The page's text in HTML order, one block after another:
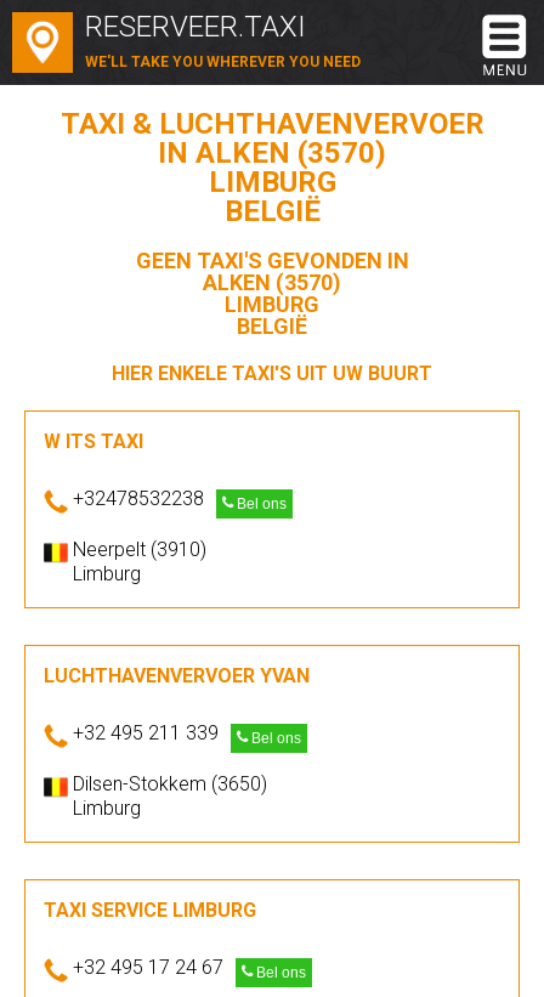
RESERVEER.TAXI
WE'LL TAKE YOU WHEREVER YOU NEED
TAXI & LUCHTHAVENVERVOER
IN ALKEN (3570)
LIMBURG
BELGIË
GEEN TAXI'S GEVONDEN IN
ALKEN (3570)
LIMBURG
BELGIË
HIER ENKELE TAXI'S UIT UW BUURT
W ITS TAXI
+32478532238 Bel ons
Neerpelt (3910)
Limburg
LUCHTHAVENVERVOER YVAN
+32 495 211 339 Bel ons
Dilsen-Stokkem (3650)
Limburg
TAXI SERVICE LIMBURG
+32 495 17 24 67 Bel ons